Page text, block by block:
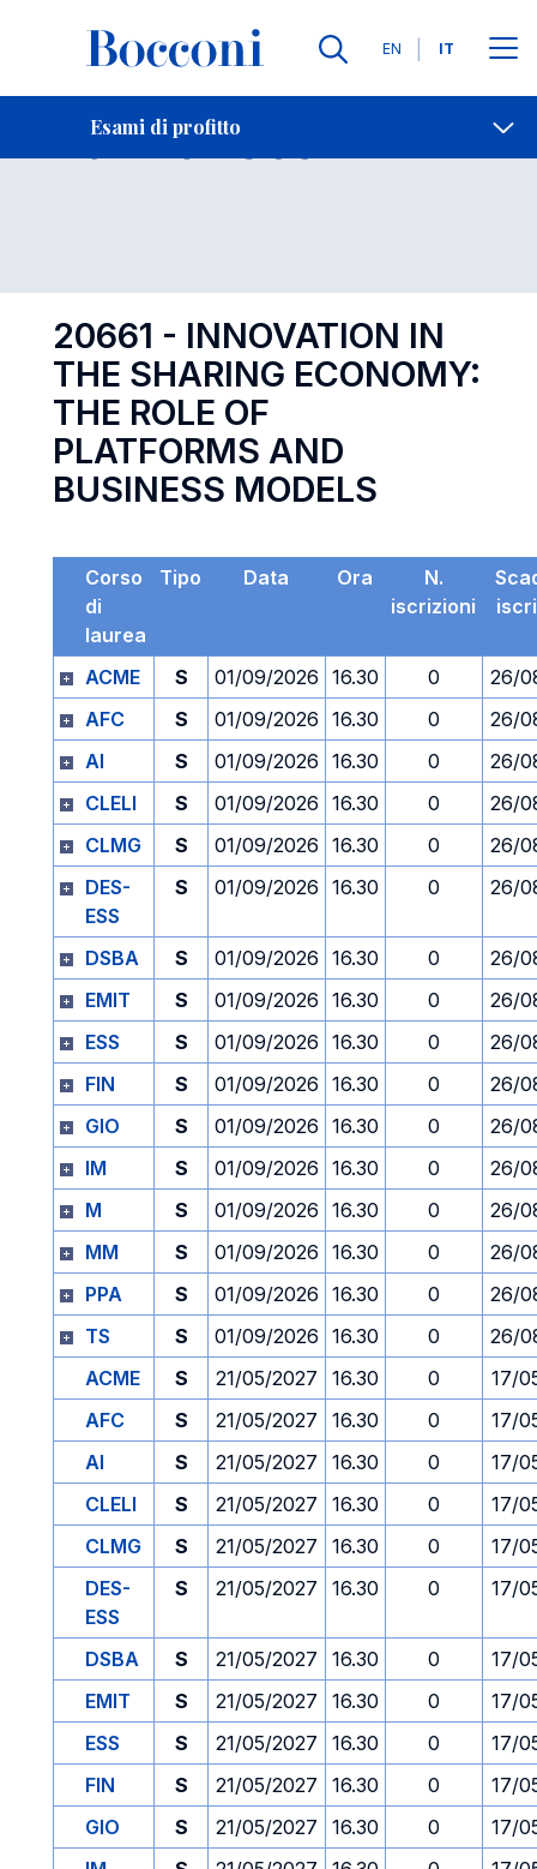
Lingue
EN IT
Esami di profitto
Contatti
Esame 20661 Open
20661 - INNOVATION IN
THE SHARING ECONOMY:
THE ROLE OF
PLATFORMS AND
BUSINESS MODELS
Corso
di
laurea
Tipo Data Ora
N.
iscrizioni
ACME S 01/09/2026 16.30 0
26/
AFC
S 01/09/2026 16.30 0
26/
AI
S 01/09/2026 16.30 0
26/
CLELI
S 01/09/2026 16.30 0
26/
CLMG
S 01/09/2026 16.30 0
26/
DES-
ESS
S 01/09/2026 16.30 0 26/
DSBA S 01/09/2026 16.30 0
26/
EMIT
S 01/09/2026 16.30 0
26/
ESS
S 01/09/2026 16.30 0
26/
FIN
S 01/09/2026 16.30 0
26/
GIO
S 01/09/2026 16.30 0
26/
IM
S 01/09/2026 16.30 0
26/
M
S 01/09/2026 16.30 0
26/
MM
S 01/09/2026 16.30 0
26/
PPA
S 01/09/2026 16.30 0
26/
TS
S 01/09/2026 16.30 0
26/
ACME
S 21/05/2027 16.30 0
17/
AFC
S 21/05/2027 16.30 0
17/
AI
S 21/05/2027 16.30 0
17/
CLELI
S 21/05/2027 16.30 0
17/
CLMG
S 21/05/2027 16.30 0
17/
DES-
ESS
S 21/05/2027 16.30 0 17/
DSBA S 21/05/2027 16.30 0
17/
EMIT
S 21/05/2027 16.30 0
17/
ESS
S 21/05/2027 16.30 0
17/
FIN
S 21/05/2027 16.30 0
17/
GIO
S 21/05/2027 16.30 0
17/